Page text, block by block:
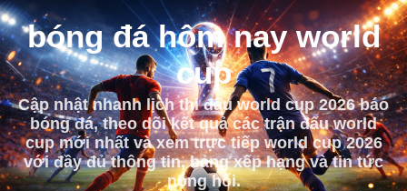
bóng đá hôm nay world
cup
Cập nhật nhanh lịch thi đấu world cup 2026 báo
bóng đá, theo dõi kết quả các trận đấu world
cup mới nhất và xem trực tiếp world cup 2026
với đầy đủ thông tin, bảng xếp hạng và tin tức
nóng hổi.